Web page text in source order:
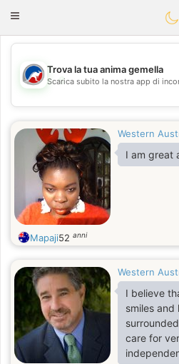
Toggle
💖
💕
Trova la tua anima gemella
Scarica subito la nostra app di
Western
I am great
Mapaji52 anni
Western
I believe
smiles
care for